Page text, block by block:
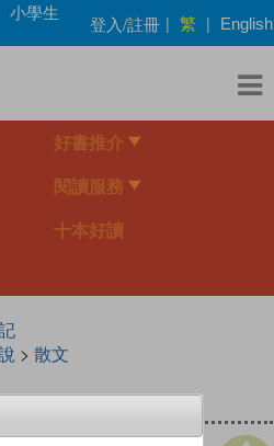
小學生
登入/註冊 | 繁 | English
好書推介
閱讀服務
十本好讀
> 散文